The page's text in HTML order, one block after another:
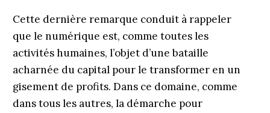
Cette dernière remarque conduit à rappeler
que le numérique est, comme toutes les
activités humaines, l’objet d’une bataille
acharnée du capital pour le transformer en un
gisement de profits. Dans ce domaine, comme
dans tous les autres, la démarche pour